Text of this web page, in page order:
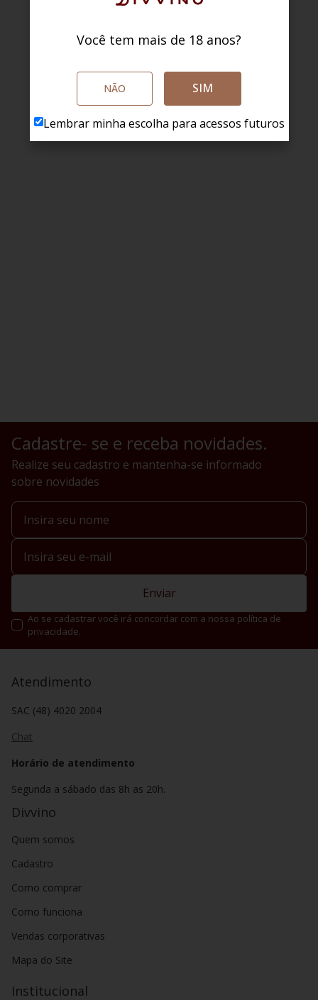
Cadastre- se e receba novidades.
Realize seu cadastro e mantenha-se informado
sobre novidades
Enviar
Ao se cadastrar você irá concordar com a nossa política de
privacidade.
Atendimento
SAC (48) 4020 2004
Chat
Horário de atendimento
Segunda a sábado das 8h as 20h.
Divvino
Quem somos
Cadastro
Como comprar
Como funciona
Vendas corporativas
Mapa do Site
Institucional
Você tem mais de 18 anos?
NÃO SIM
Lembrar minha escolha para acessos futuros